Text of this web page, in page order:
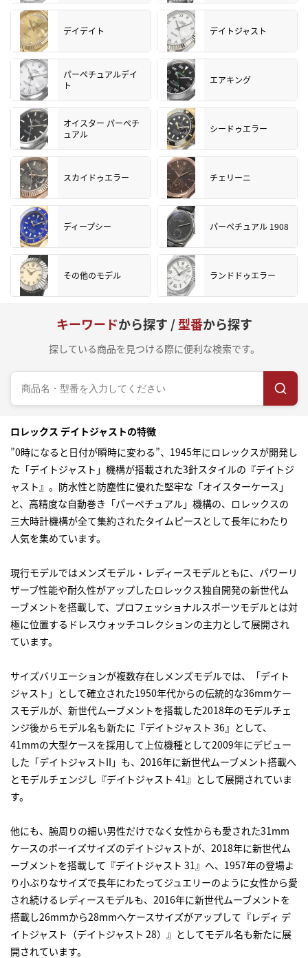
デイデイト デイトジャスト
パーペチュアルデイ
ト
エアキング
オイスター パーペチ
ュアル
シードゥエラー
スカイドゥエラー チェリーニ
ディープシー パーペチュアル 1908
その他のモデル ランドドゥエラー
キーワードから探す /型番から探す
探している商品を見つける際に便利な検索です。
ロレックス デイトジャストの特徴
”0時になると日付が瞬時に変わる”、1945年にロレックスが開発し
た「デイトジャスト」機構が搭載された3針スタイルの『デイトジ
ャスト』。防水性と防塵性に優れた堅牢な「オイスターケース」
と、高精度な自動巻き「パーペチュアル」機構の、ロレックスの
三大時計機構が全て集約されたタイムピースとして長年にわたり
人気を集めています。
現行モデルではメンズモデル・レディースモデルともに、パワーリ
ザーブ性能や耐久性がアップしたロレックス独自開発の新世代ム
ーブメントを搭載して、プロフェッショナルスポーツモデルとは対
極に位置するドレスウォッチコレクションの主力として展開され
ています。
サイズバリエーションが複数存在しメンズモデルでは、「デイト
ジャスト」として確立された1950年代からの伝統的な36mmケー
スモデルが、新世代ムーブメントを搭載した2018年のモデルチェ
ンジ後からモデル名も新たに『デイトジャスト 36』として、
41mmの大型ケースを採用して上位機種として2009年にデビュー
した「デイトジャストII」も、2016年に新世代ムーブメント搭載へ
とモデルチェンジし『デイトジャスト 41』として展開されていま
す。
他にも、腕周りの細い男性だけでなく女性からも愛された31mm
ケースのボーイズサイズのデイトジャストが、2018年に新世代ム
ーブメントを搭載して『デイトジャスト 31』へ、1957年の登場よ
り小ぶりなサイズで長年にわたってジュエリーのように女性から愛
され続けるレディースモデルも、2016年に新世代ムーブメントを
搭載し26mｍから28mmへケースサイズがアップして『レディ デ
イトジャスト（デイトジャスト 28）』としてモデル名も新たに展
開されています。